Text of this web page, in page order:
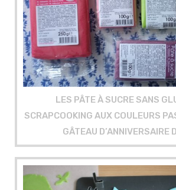
LES PÂTE À SUCRE SANS
SCRAPCOOKING AUX COULEURS
GÂTEAU D’ANNIVERSAIRE